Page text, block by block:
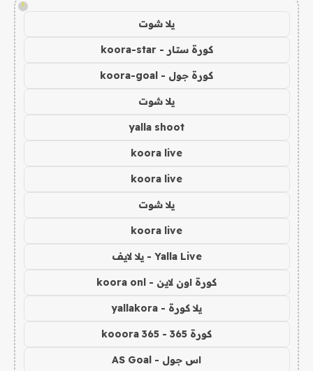
!
يلا شوت
كورة ستار - koora-star
كورة جول - koora-goal
يلا شوت
yalla shoot
koora live
koora live
يلا شوت
koora live
Yalla Live - يلا لايف
كورة اون لاين - koora onl
يلا كورة - yallakora
كورة 365 - kooora 365
اس جول - AS Goal